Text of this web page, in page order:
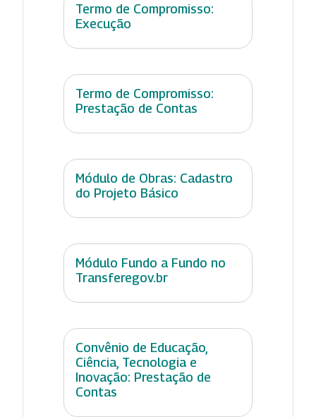
Termo de Compromisso:
Execução
Termo de Compromisso:
Prestação de Contas
Módulo de Obras: Cadastro
do Projeto Básico
Módulo Fundo a Fundo no
Transferegov.br
Convênio de Educação,
Ciência, Tecnologia e
Inovação: Prestação de
Contas